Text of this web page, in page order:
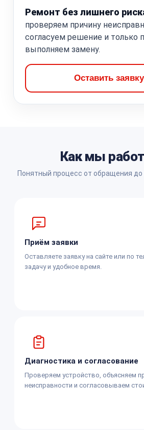
Ремонт без лишнего
проверяем причину
согласуем решение и только
выполняем замену.
Оставить заявку
Как мы
Понятный процесс от обращения
Приём заявки
Оставляете заявку на сайте или по
задачу и удобное время.
Диагностика и согласование
Проверяем устройство, объясняем
неисправности и согласовываем